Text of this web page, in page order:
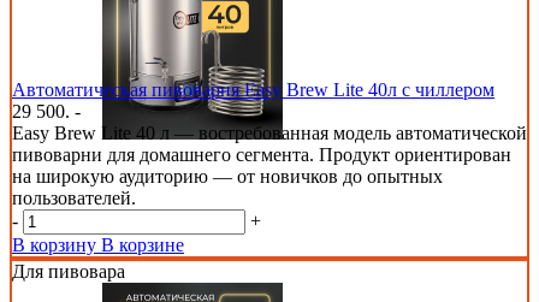
Автоматическая пивоварня Easy Brew Lite 40л с чиллером
29 500. -
Easy Brew Lite 40 л — востребованная модель автоматической
пивоварни для домашнего сегмента. Продукт ориентирован
на широкую аудиторию — от новичков до опытных
пользователей.
-
+
В корзину В корзине
Для пивовара